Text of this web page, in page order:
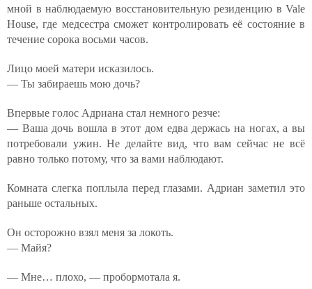
мной в наблюдаемую восстановительную резиденцию в Vale
House, где медсестра сможет контролировать её состояние в
течение сорока восьми часов.
Лицо моей матери исказилось.
— Ты забираешь мою дочь?
Впервые голос Адриана стал немного резче:
— Ваша дочь вошла в этот дом едва держась на ногах, а вы
потребовали ужин. Не делайте вид, что вам сейчас не всё
равно только потому, что за вами наблюдают.
Комната слегка поплыла перед глазами. Адриан заметил это
раньше остальных.
Он осторожно взял меня за локоть.
— Майя?
— Мне… плохо, — пробормотала я.